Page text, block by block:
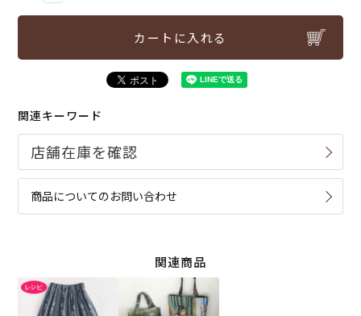
カートに入れる
関連キーワード
商品についてのお問い合わせ
関連商品